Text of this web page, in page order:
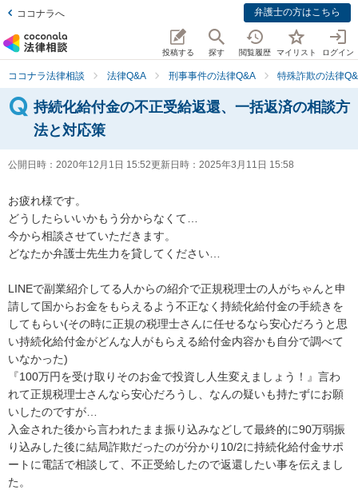
ココナラへ 弁護士の方はこちら
投稿する 探す 閲覧履歴 マイリスト ログイン
ココナラ法律相談 法律Q&A 刑事事件の法律Q&A 特殊詐欺の法律
持続化給付金の不正受給返還、一括返済の相談方
法と対応策
公開日時： 2020年12月1日 15:52更新日時： 2025年3月11日 15:58
お疲れ様です。
どうしたらいいかもう分からなくて…
今から相談させていただきます。
どなたか弁護士先生力を貸してください…
LINEで副業紹介してる人からの紹介で正規税理士の人がちゃんと申
請して国からお金をもらえるよう不正なく持続化給付金の手続きを
してもらい(その時に正規の税理士さんに任せるなら安心だろうと思
い持続化給付金がどんな人がもらえる給付金内容かも自分で調べて
いなかった)
『100万円を受け取りそのお金で投資し人生変えましょう！』言わ
れて正規税理士さんなら安心だろうし、なんの疑いも持たずにお願
いしたのですが…
入金された後から言われたまま振り込みなどして最終的に90万弱振
り込みした後に結局詐欺だったのが分かり10/2に持続化給付金サポ
ートに電話で相談して、不正受給したので返還したい事を伝えまし
た。